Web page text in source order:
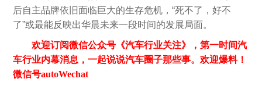
后自主品牌依旧面临巨大的生存危机，“死不了，好不
了”或最能反映出华晨未来一段时间的发展局面。
欢迎订阅微信公众号《汽车行业关注》，第一时间汽
车行业内幕消息，一起说说汽车圈子那些事。欢迎爆料！
微信号autoWechat